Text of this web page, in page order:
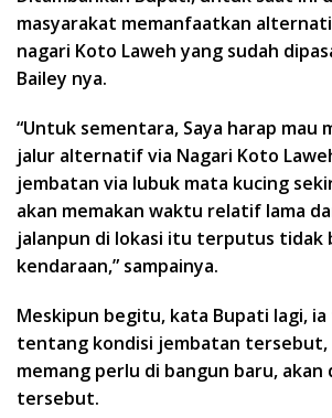
masyarakat memanfaatkan
nagari Koto Laweh yang sudah
Bailey nya.
“Untuk sementara, Saya harap mau
jalur alternatif via Nagari Koto
jembatan via lubuk mata kucing
akan memakan waktu relatif lama
jalanpun di lokasi itu terputus tidak
kendaraan,” sampainya.
Meskipun begitu, kata Bupati lagi,
tentang kondisi jembatan tersebut,
memang perlu di bangun baru, akan
tersebut.